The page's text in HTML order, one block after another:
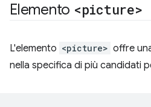
Elemento <picture>
L'elemento <picture> offre
nella specifica di più candidati